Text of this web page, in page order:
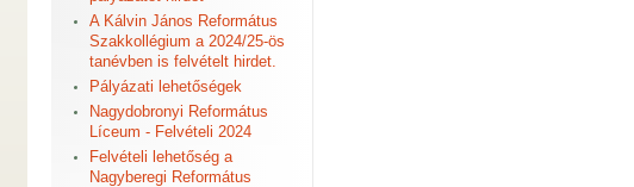
A Kálvin János Református
Szakkollégium a 2024/25-ös
tanévben is felvételt hirdet.
Pályázati lehetőségek
Nagydobronyi Református
Líceum - Felvételi 2024
Felvételi lehetőség a
Nagyberegi Református